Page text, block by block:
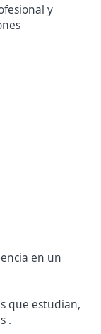
y
en un
que estudian,
.